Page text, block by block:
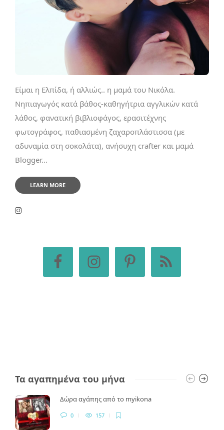
Είμαι η Ελπίδα, ή αλλιώς.. η μαμά του Νικόλα.
Νηπιαγωγός κατά βάθος-καθηγήτρια αγγλικών κατά
λάθος, φανατική βιβλιοφάγος, ερασιτέχνης
φωτογράφος, παθιασμένη ζαχαροπλάστισσα (με
αδυναμία στη σοκολάτα), ανήσυχη crafter και μαμά
Blogger...
LEARN MORE
Τα αγαπημένα του μήνα
Δώρα αγάπης από το myikona
0 157